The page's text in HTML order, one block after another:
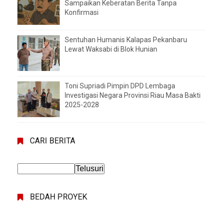
Sampaikan Keberatan Berita Tanpa
Konfirmasi
Sentuhan Humanis Kalapas Pekanbaru
Lewat Waksabi di Blok Hunian
Toni Supriadi Pimpin DPD Lembaga
Investigasi Negara Provinsi Riau Masa Bakti
2025-2028
CARI BERITA
BEDAH PROYEK